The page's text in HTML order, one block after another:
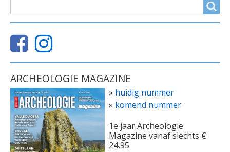
ARCHEOLOGIE MAGAZINE
» huidig nummer
» komend nummer
1e jaar Archeologie
Magazine vanaf slechts €
24,95